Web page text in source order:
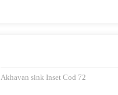
Akhavan sink Inset Cod 72